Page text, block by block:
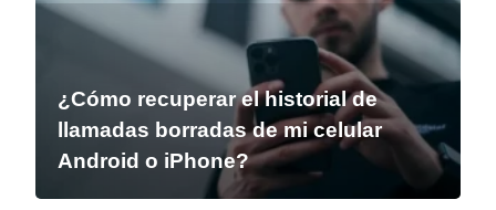
¿Cómo recuperar el historial de
llamadas borradas de mi celular
Android o iPhone?